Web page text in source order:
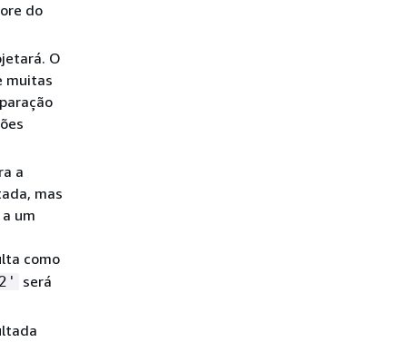
do
O
muitas
a
mas
um
como
será